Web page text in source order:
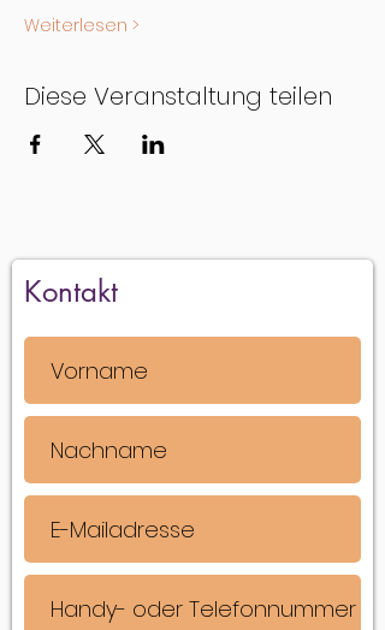
Weiterlesen >
Diese Veranstaltung teilen
Kontakt